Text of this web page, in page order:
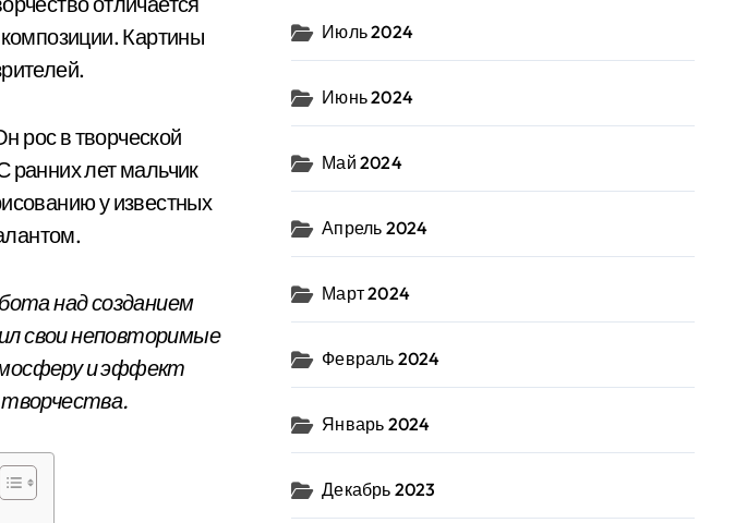
Картины
рос в творческой
ранних лет мальчик
у известных
над созданием
свои неповторимые
и эффект
Июль 2024
Июнь 2024
Май 2024
Апрель 2024
Март 2024
Февраль 2024
Январь 2024
Декабрь 2023